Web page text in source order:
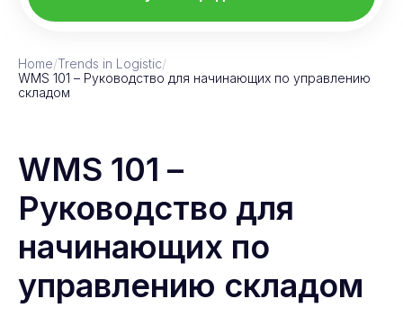
Home/Trends in Logistic/
WMS 101 – Руководство для начинающих по управлению
складом
WMS 101 –
Руководство для
начинающих по
управлению складом